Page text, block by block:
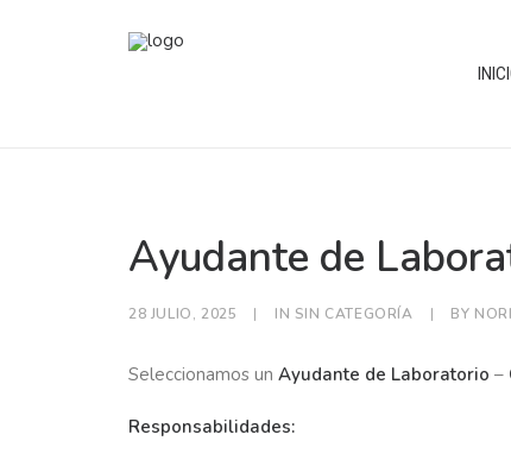
Ayudante de
28 JULIO, 2025 | IN SIN CATEGORÍA | BY
Seleccionamos un Ayudante de Laboratorio –
Responsabilidades: